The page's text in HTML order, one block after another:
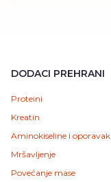
DODACI PREHRANI
Proteini
Kreatin
Aminokiseline i oporavak
Mršavljenje
Povećanje mase